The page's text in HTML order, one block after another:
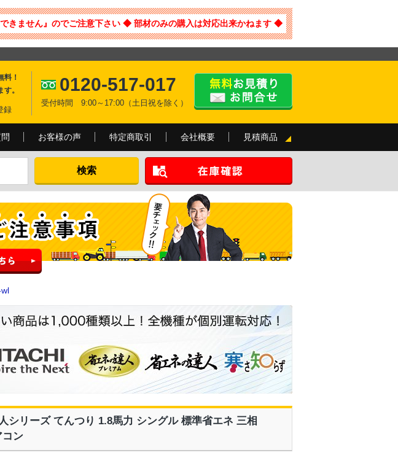
きません』のでご注意下さい ◆ 部材のみの購入は対応出来かねます ◆
料！
。
録
0120-517-017
受付時間 9:00～17:00（土日祝を除く）
お客様の声 特定商取引 会社概要 見積商品
シリーズ てんつり 1.8馬力 シングル 標準省エネ 三相
コン